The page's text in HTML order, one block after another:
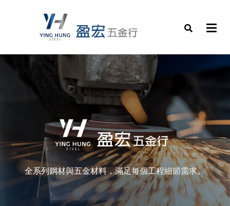
全系列鋼材與五金材料，滿足每個工程細節需求。